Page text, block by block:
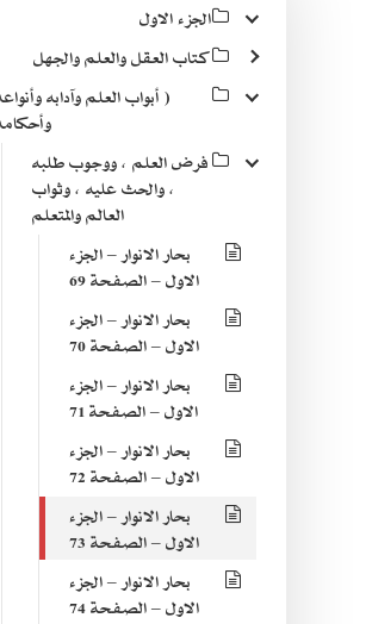
الجزء الاول
كتاب العقل والعلم والجهل
( أبواب العلم وآدابه
فرض العلم ، ووجوب طلبه
، والحث عليه ، وثواب
العالم والمتعلم
بحار الانوار – الجزء
الاول – الصفحة 69
بحار الانوار – الجزء
الاول – الصفحة 70
بحار الانوار – الجزء
الاول – الصفحة 71
بحار الانوار – الجزء
الاول – الصفحة 72
بحار الانوار – الجزء
الاول – الصفحة 73
بحار الانوار – الجزء
الاول – الصفحة 74